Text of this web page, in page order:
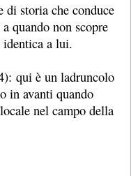
di storia che conduce
quando non scopre
identica a lui.
qui è un ladruncolo
in avanti quando
nel campo della